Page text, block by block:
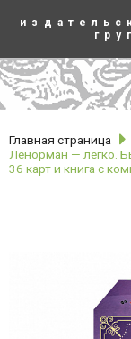
основному весь
Главная страница
Ленорман — легко.
36 карт и книга с